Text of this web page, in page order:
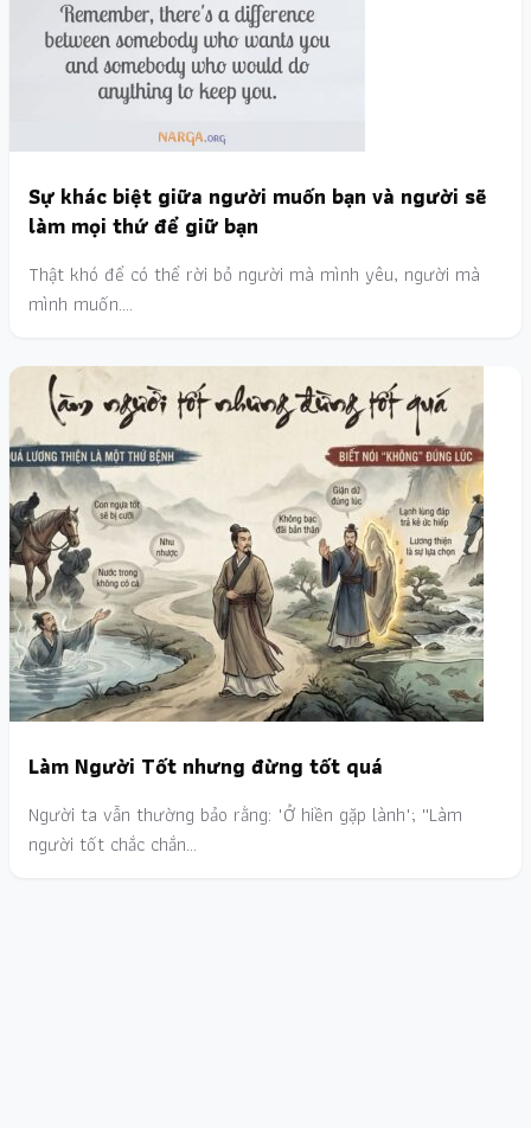
Sự khác biệt giữa người muốn bạn và người sẽ
làm mọi thứ để giữ bạn
Thật khó để có thể rời bỏ người mà mình yêu, người mà
mình muốn.…
Làm Người Tốt nhưng đừng tốt quá
Người ta vẫn thường bảo rằng: "Ở hiền gặp lành"; ''Làm
người tốt chắc chắn…